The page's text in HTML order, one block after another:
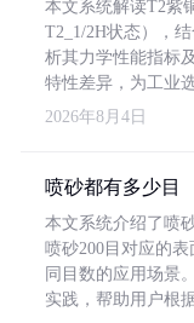
本文系统解读T2紫
T2_1/2H状态），
析其力学性能指标
特性差异，为工业
2026年8月4日
喷砂都有多少目
本文系统介绍了喷
喷砂200目对应的
同目数的应用场景
实践，帮助用户根